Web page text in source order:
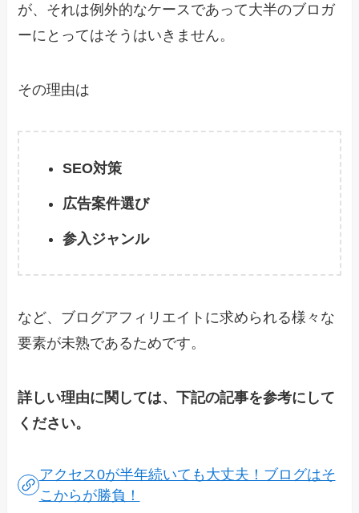
が、それは例外的なケースであって大半のブロガ
ーにとってはそうはいきません。
その理由は
SEO対策
広告案件選び
参入ジャンル
など、ブログアフィリエイトに求められる様々な
要素が未熟であるためです。
詳しい理由に関しては、下記の記事を参考にして
ください。
アクセス0が半年続いても大丈夫！ブログはそ
こからが勝負！